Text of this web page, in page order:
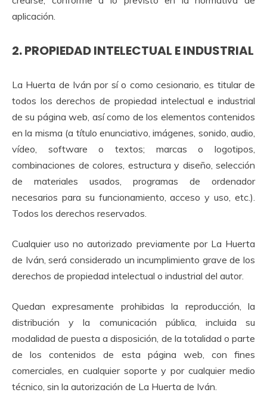
aplicación.
2. PROPIEDAD INTELECTUAL E INDUSTRIAL
La Huerta de Iván por sí o como cesionario, es titular de
todos los derechos de propiedad intelectual e industrial
de su página web, así como de los elementos contenidos
en la misma (a título enunciativo, imágenes, sonido, audio,
vídeo, software o textos; marcas o logotipos,
combinaciones de colores, estructura y diseño, selección
de materiales usados, programas de ordenador
necesarios para su funcionamiento, acceso y uso, etc.).
Todos los derechos reservados.
Cualquier uso no autorizado previamente por La Huerta
de Iván, será considerado un incumplimiento grave de los
derechos de propiedad intelectual o industrial del autor.
Quedan expresamente prohibidas la reproducción, la
distribución y la comunicación pública, incluida su
modalidad de puesta a disposición, de la totalidad o parte
de los contenidos de esta página web, con fines
comerciales, en cualquier soporte y por cualquier medio
técnico, sin la autorización de La Huerta de Iván.